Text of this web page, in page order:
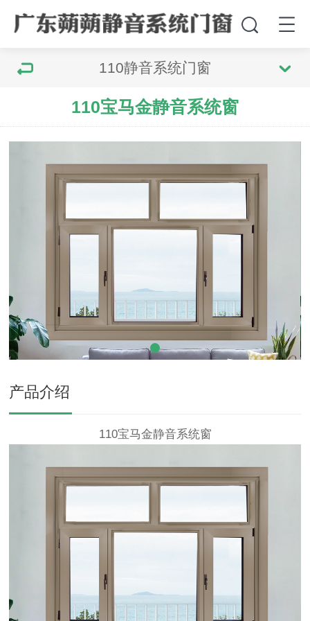
110静音系统门窗
110宝马金静音系统窗
产品介绍
110宝马金静音系统窗